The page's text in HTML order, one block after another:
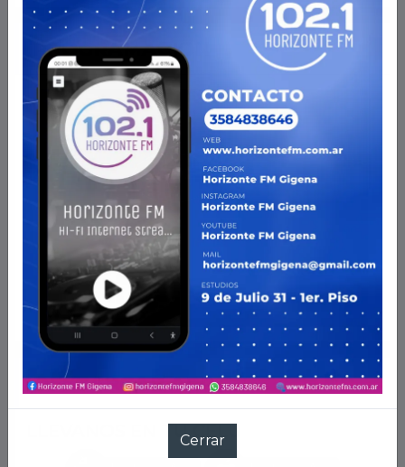
PROGRAMACION
AHORA EN VIVO
08-07 15:04:58
DESCARGAR APP
LLEVANOS EN TU CELU